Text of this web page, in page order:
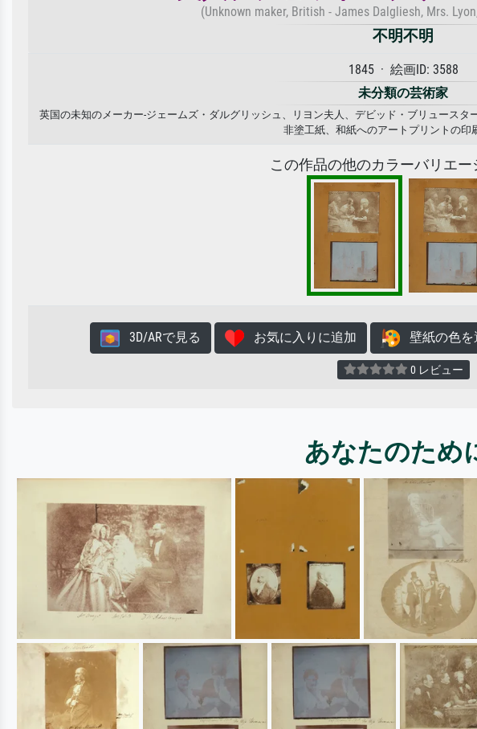
(Unknown maker, British - James Dalgliesh, Mrs.
不明不明
1845 · 絵画ID: 3588
未分類の芸術家
英国の未知のメーカー-ジェームズ・ダルグリッシュ、リヨン夫人、デビッド・ブリュースタ
非塗工紙、和紙へのアートプリントの印
この作品の他のカラーバリエー
3D/ARで見る お気に入りに追加 壁紙の色を
0 レビュー
あなたのため